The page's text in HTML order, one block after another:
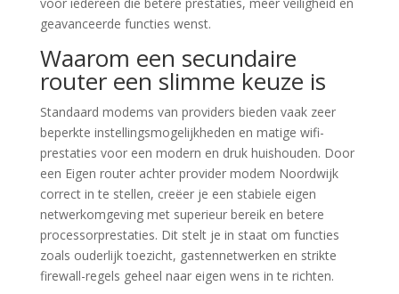
geavanceerde functies wenst.
Waarom een secundaire
router een slimme keuze is
Standaard modems van providers bieden vaak zeer
beperkte instellingsmogelijkheden en matige wifi-
prestaties voor een modern en druk huishouden. Door
een Eigen router achter provider modem Noordwijk
correct in te stellen, creëer je een stabiele eigen
netwerkomgeving met superieur bereik en betere
processorprestaties. Dit stelt je in staat om functies
zoals ouderlijk toezicht, gastennetwerken en strikte
firewall-regels geheel naar eigen wens in te richten.